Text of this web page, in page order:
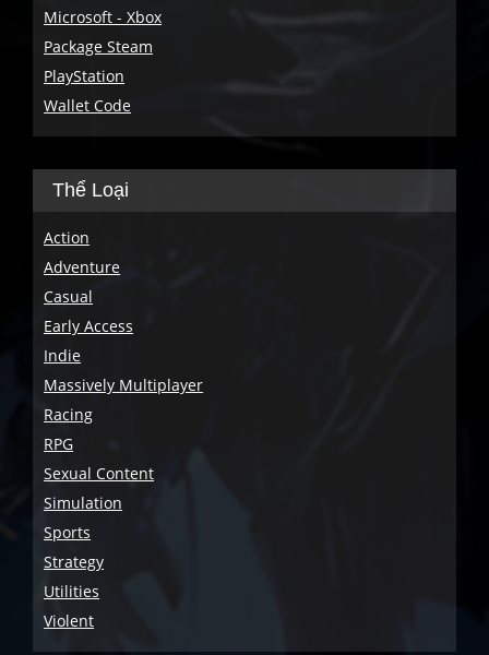
Microsoft - Xbox
Package Steam
PlayStation
Wallet Code
Thể Loại
Action
Adventure
Casual
Early Access
Indie
Massively Multiplayer
Racing
RPG
Sexual Content
Simulation
Sports
Strategy
Utilities
Violent